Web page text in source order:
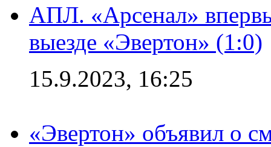
АПЛ. «Арсенал»
выезде «Эвертон» (1:0)
15.9.2023, 16:25
«Эвертон» объявил о